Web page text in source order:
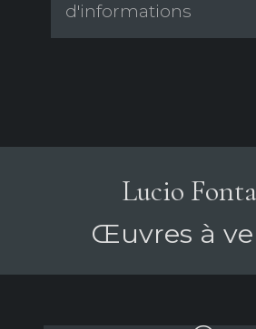
d'informations
Lucio
Œuvres à